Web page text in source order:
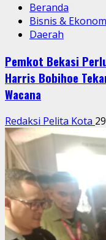
Beranda
Bisnis &
Daerah
Pemkot Bekasi
Harris Bobihoe
Wacana
Redaksi Pelita Kota